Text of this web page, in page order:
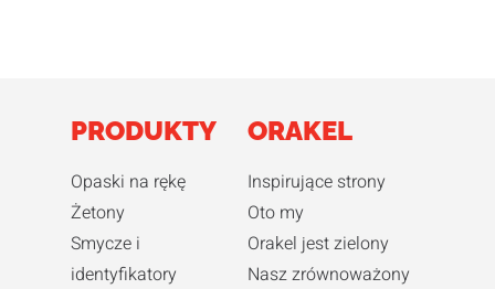
PRODUKTY
Opaski na rękę
Żetony
Smycze i
identyfikatory
ORAKEL
Inspirujące strony
Oto my
Orakel jest zielony
Nasz zrównoważony